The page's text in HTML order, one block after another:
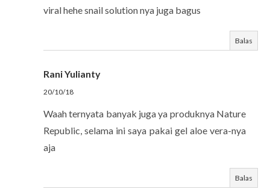
viral hehe snail solution nya juga bagus
Balas
Rani Yulianty
20/10/18
Waah ternyata banyak juga ya produknya Nature
Republic, selama ini saya pakai gel aloe vera-nya
aja
Balas